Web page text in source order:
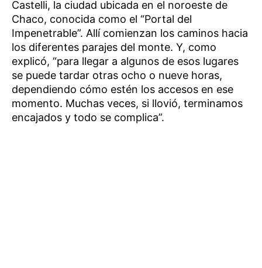
Castelli, la ciudad ubicada en el noroeste de
Chaco, conocida como el “Portal del
Impenetrable”. Allí comienzan los caminos hacia
los diferentes parajes del monte. Y, como
explicó, “para llegar a algunos de esos lugares
se puede tardar otras ocho o nueve horas,
dependiendo cómo estén los accesos en ese
momento. Muchas veces, si llovió, terminamos
encajados y todo se complica”.